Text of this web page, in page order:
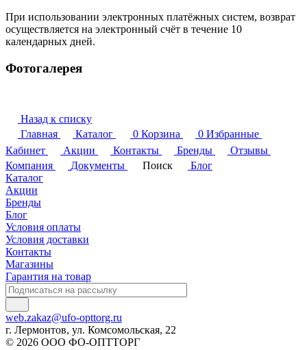
При использовании электронных платёжных систем, возврат
осуществляется на электронный счёт в течение 10
календарных дней.
Фотогалерея
Назад к списку
Главная
Каталог 0 Корзина 0 Избранные
Кабинет
Акции Контакты Бренды
Отзывы
Компания
Документы Поиск
Блог
Каталог
Акции
Бренды
Блог
Условия оплаты
Условия доставки
Контакты
Магазины
Гарантия на товар
web.zakaz@ufo-opttorg.ru
г. Лермонтов, ул. Комсомольская, 22
© 2026 ООО ФО-ОПТТОРГ